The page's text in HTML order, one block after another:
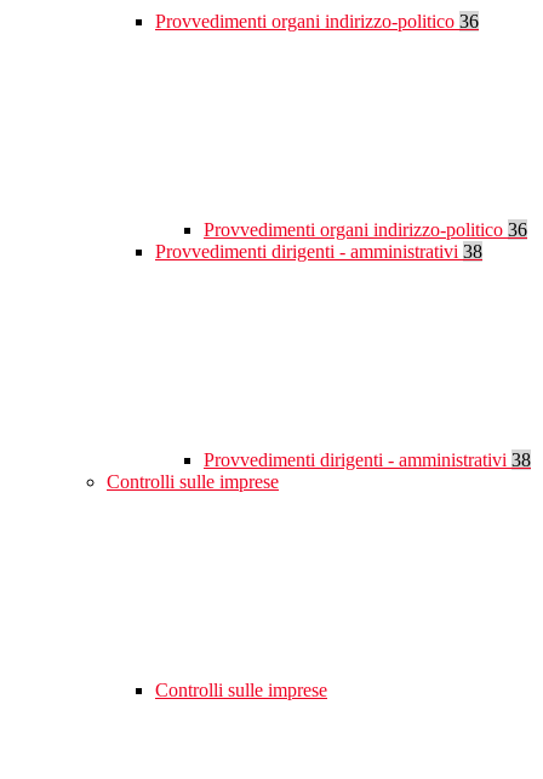
Provvedimenti organi indirizzo-politico 36
Provvedimenti organi indirizzo-politico 36
Provvedimenti dirigenti - amministrativi 38
Provvedimenti dirigenti - amministrativi 38
Controlli sulle imprese
Controlli sulle imprese